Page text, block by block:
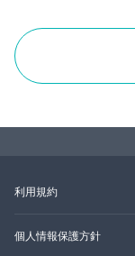
利用規約
個人情報保護方針